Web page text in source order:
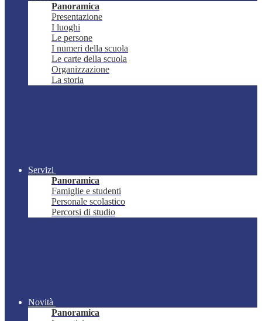
Panoramica
Presentazione
I luoghi
Le persone
I numeri della scuola
Le carte della scuola
Organizzazione
La storia
Servizi
Panoramica
Famiglie e studenti
Personale scolastico
Percorsi di studio
Novità
Panoramica